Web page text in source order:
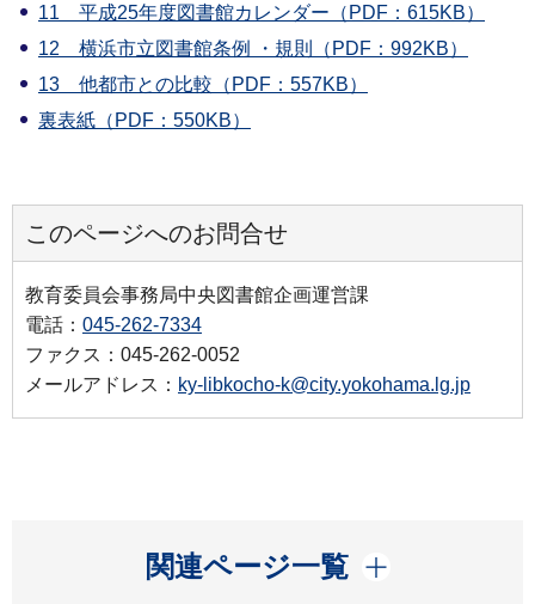
11 平成25年度図書館カレンダー（PDF：615KB）
12 横浜市立図書館条例 ・規則（PDF：992KB）
13 他都市との比較（PDF：557KB）
裏表紙（PDF：550KB）
このページへのお問合せ
教育委員会事務局中央図書館企画運営課
電話： 045-262-7334
ファクス：045-262-0052
メールアドレス： ky-libkocho-k@city.yokohama.lg.jp
関連ページ一覧
開く